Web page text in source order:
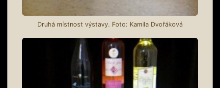
Druhá místnost výstavy. Foto: Kamila Dvořáková